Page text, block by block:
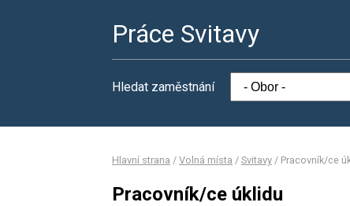
Práce Svitavy
Hledat zaměstnání
Hlavní strana / Volná místa / Svitavy / Pracovník/ce
Pracovník/ce úklidu